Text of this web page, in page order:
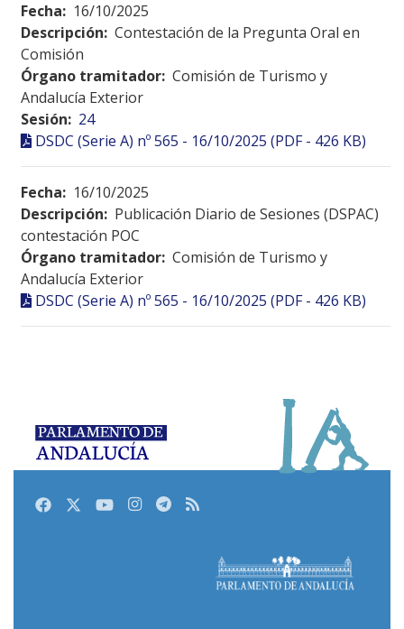
Fecha: 16/10/2025
Descripción: Contestación de la Pregunta Oral en
Comisión
Órgano tramitador: Comisión de Turismo y
Andalucía Exterior
Sesión: 24
DSDC (Serie A) nº 565 - 16/10/2025 (PDF - 426 KB)
Fecha: 16/10/2025
Descripción: Publicación Diario de Sesiones (DSPAC)
contestación POC
Órgano tramitador: Comisión de Turismo y
Andalucía Exterior
DSDC (Serie A) nº 565 - 16/10/2025 (PDF - 426 KB)
FacebookTwitterYoutubeInstagram
Telegram
RSS